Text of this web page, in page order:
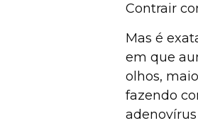
Contrair
Mas é
em que
olhos,
fazendo